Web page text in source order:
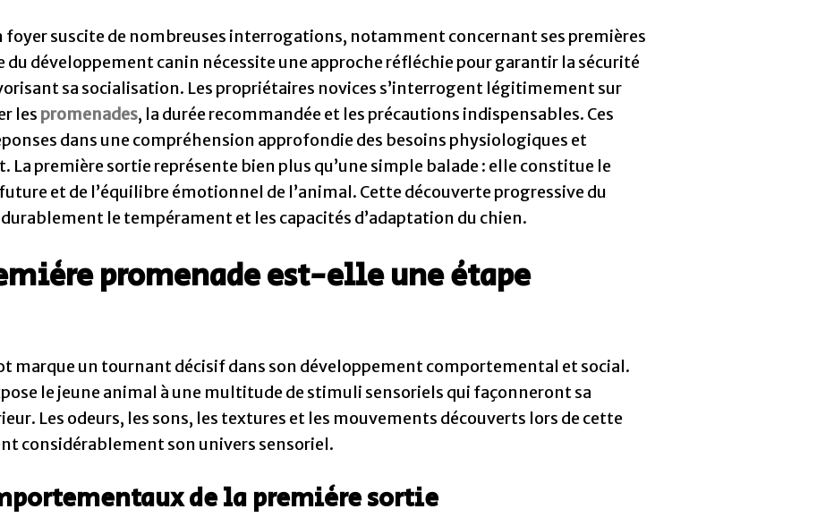
foyer suscite de nombreuses interrogations, notamment concernant ses premières
du développement canin nécessite une approche réfléchie pour garantir la sécurité
sa socialisation. Les propriétaires novices s’interrogent légitimement sur
les promenades, la durée recommandée et les précautions indispensables. Ces
dans une compréhension approfondie des besoins physiologiques et
première sortie représente bien plus qu’une simple balade : elle constitue le
et de l’équilibre émotionnel de l’animal. Cette découverte progressive du
le tempérament et les capacités d’adaptation du chien.
promenade est-elle une étape
marque un tournant décisif dans son développement comportemental et social.
le jeune animal à une multitude de stimuli sensoriels qui façonneront sa
Les odeurs, les sons, les textures et les mouvements découverts lors de cette
considérablement son univers sensoriel.
de la première sortie